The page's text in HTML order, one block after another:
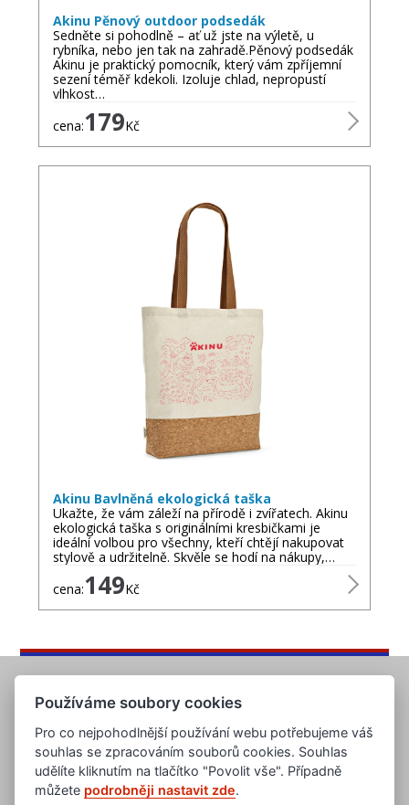
Akinu Pěnový outdoor podsedák
Sedněte si pohodlně – ať už jste na výletě, u
rybníka, nebo jen tak na zahradě.Pěnový podsedák
Akinu je praktický pomocník, který vám zpříjemní
sezení téměř kdekoli. Izoluje chlad, nepropustí
vlhkost…
cena:179Kč
Akinu Bavlněná ekologická taška
Ukažte, že vám záleží na přírodě i zvířatech. Akinu
ekologická taška s originálními kresbičkami je
ideální volbou pro všechny, kteří chtějí nakupovat
stylově a udržitelně. Skvěle se hodí na nákupy,…
cena:149Kč
www.evropska-databanka.cz
Používáme soubory cookies
Pro co nejpohodlnější používání webu potřebujeme váš
souhlas se zpracováním souborů cookies. Souhlas
udělíte kliknutím na tlačítko "Povolit vše". Případně
můžete podrobněji nastavit zde.